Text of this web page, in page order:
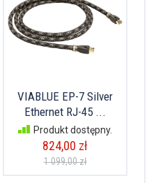
VIABLUE EP-7 Silver
Ethernet RJ-45 ...
Produkt dostępny.
824,00 zł
1 099,00 zł